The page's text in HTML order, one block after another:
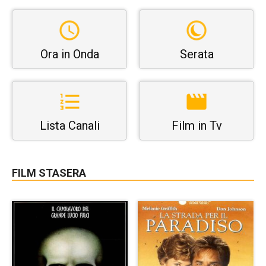
Ora in Onda Serata
Lista Canali Film in Tv
FILM STASERA